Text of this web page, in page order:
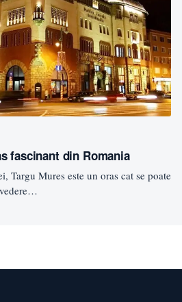
fascinant din Romania
Targu Mures este un oras cat se poate